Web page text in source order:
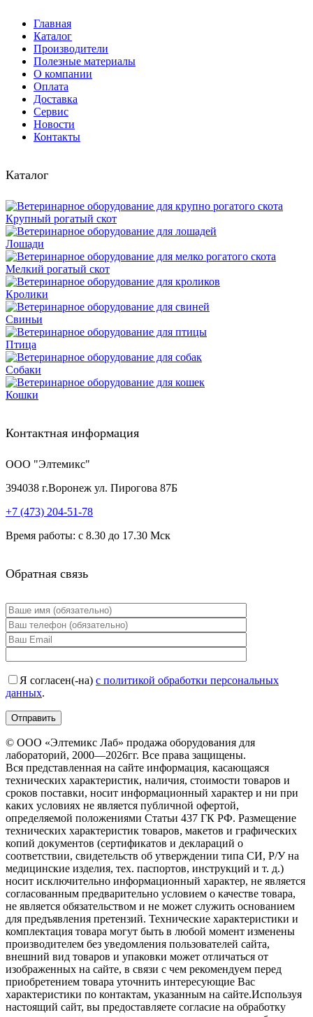
Главная
Каталог
Производители
Полезные материалы
О компании
Оплата
Доставка
Сервис
Новости
Контакты
Каталог
Крупный рогатый скот
Лошади
Мелкий рогатый скот
Кролики
Свиньи
Птица
Собаки
Кошки
Контактная информация
ООО "Элтемикс"
394038 г.Воронеж ул. Пирогова 87Б
+7 (473) 204-51-78
Время работы: с 8.30 до 17.30 Мск
Обратная связь
Я согласен(-на) с политикой обработки персональных
данных.
© ООО «Элтемикс Лаб» продажа оборудования для
лабораторий, 2000—2026гг. Все права защищены.
Вся представленная на сайте информация, касающаяся
технических характеристик, наличия, стоимости товаров и
сроков поставки, носит информационный характер и ни при
каких условиях не является публичной офертой,
определяемой положениями Статьи 437 ГК РФ. Размещение
технических характеристик товаров, макетов и графических
копий документов (сертификатов и деклараций о
соответствии, свидетельств об утверждении типа СИ, Р/У на
медицинские изделия, тех. паспортов, инструкций и т. д.)
носит исключительно информационный характер, не является
согласованным предварительно условием о качестве товара,
не является обязательством и не может служить основанием
для предъявления претензий. Технические характеристики и
комплектация товара могут быть в любой момент изменены
производителем без уведомления пользователей сайта,
внешний вид товаров и упаковки может отличаться от
изображенных на сайте, в связи с чем рекомендуем перед
приобретением товара уточнить интересующие Вас
характеристики по контактам, указанным на сайте.Используя
настоящий сайт, вы предоставляете согласие на обработку